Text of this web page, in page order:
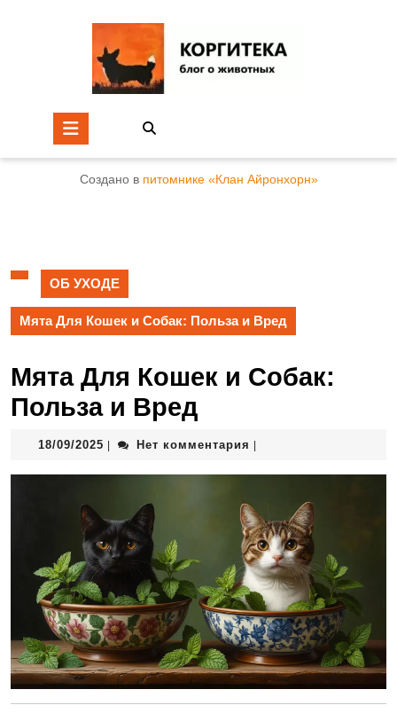
Создано в питомнике «Клан Айронхорн»
ОБ УХОДЕ
Мята Для Кошек и Собак: Польза и Вред
Мята Для Кошек и Собак:
Польза и Вред
18/09/2025 Нет комментария